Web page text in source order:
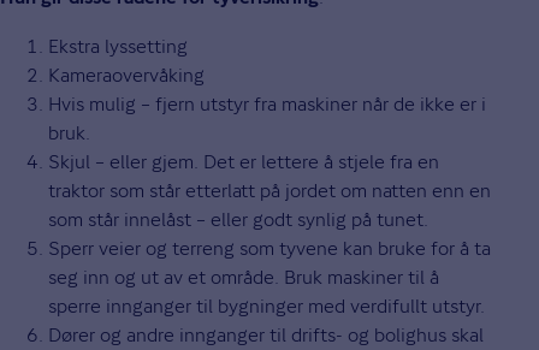
Ekstra lyssetting
Kameraovervåking
Hvis mulig – fjern utstyr fra maskiner når de ikke er i
bruk.
Skjul – eller gjem. Det er lettere å stjele fra en
traktor som står etterlatt på jordet om natten enn en
som står innelåst – eller godt synlig på tunet.
Sperr veier og terreng som tyvene kan bruke for å ta
seg inn og ut av et område. Bruk maskiner til å
sperre innganger til bygninger med verdifullt utstyr.
Dører og andre innganger til drifts- og bolighus skal